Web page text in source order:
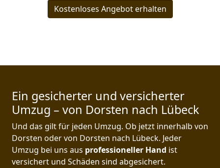
Kostenloses Angebot erhalten
Ein gesicherter und versicherter
Umzug – von Dorsten nach Lübeck
Und das gilt für jeden Umzug. Ob jetzt innerhalb von
Dorsten oder von Dorsten nach Lübeck. Jeder
Umzug bei uns aus professioneller Hand ist
versichert und Schäden sind abgesichert.